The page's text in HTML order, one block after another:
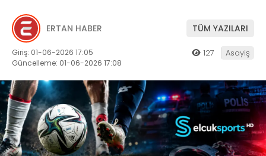
ERTAN HABER TÜM YAZILARI
Giriş: 01-06-2026 17:05
Güncelleme: 01-06-2026 17:08
127 Asayiş